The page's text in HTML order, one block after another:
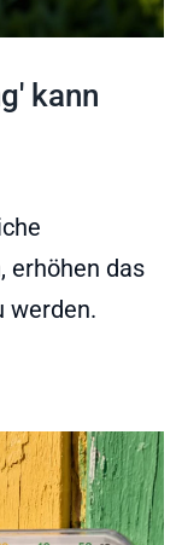
kann
erhöhen das
werden.